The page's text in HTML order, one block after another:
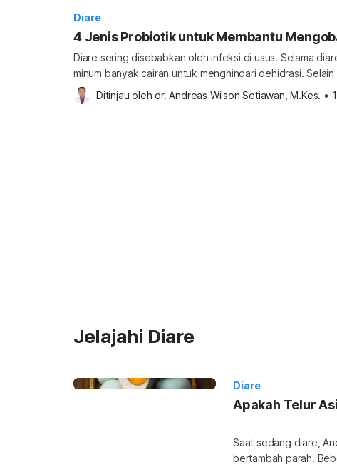
Diare
4 Jenis Probiotik untuk Membantu
Diare sering disebabkan oleh infeksi di usus. Selama
minum banyak cairan untuk menghindari dehidrasi.
percaya bahwa minuman probiotik bermanfaat untuk
probiotik bisa mengobati diare? Apakah probiotik bisa
Ditinjau oleh dr. Andreas Wilson Setiawan, M.Kes. •
Jelajahi Diare
Diare
Apakah Telur
Saat sedang diare,
bertambah parah.